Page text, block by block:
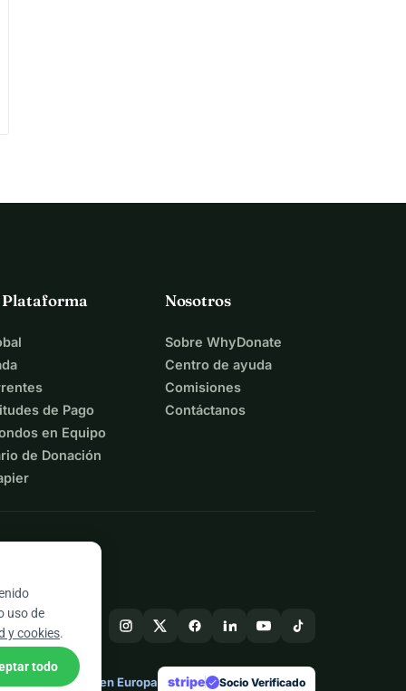
Plataforma
de Pago
en Equipo
de Donación
Nosotros
Sobre WhyDonate
Centro de ayuda
Comisiones
Contáctanos
Hecho en Europa stripe check Socio Verificado
uso de
y cookies.
todo